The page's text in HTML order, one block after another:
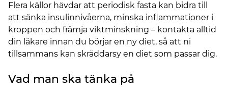
Flera källor hävdar att periodisk fasta kan bidra till
att sänka insulinnivåerna, minska inflammationer i
kroppen och främja viktminskning – kontakta alltid
din läkare innan du börjar en ny diet, så att ni
tillsammans kan skräddarsy en diet som passar dig.
Vad man ska tänka på